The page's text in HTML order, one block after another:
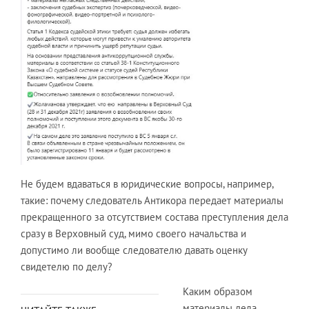
Не будем вдаваться в юридические вопросы, например,
такие: почему следователь Антикора передает материалы
прекращенного за отсутствием состава преступления дела
сразу в Верховный суд, мимо своего начальства и
допустимо ли вообще следователю давать оценку
свидетелю по делу?
Каким образом